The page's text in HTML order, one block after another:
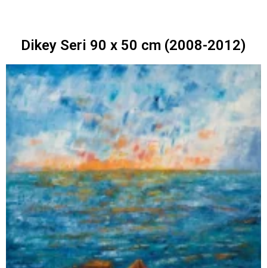
Dikey Seri 90 x 50 cm (2008-2012)